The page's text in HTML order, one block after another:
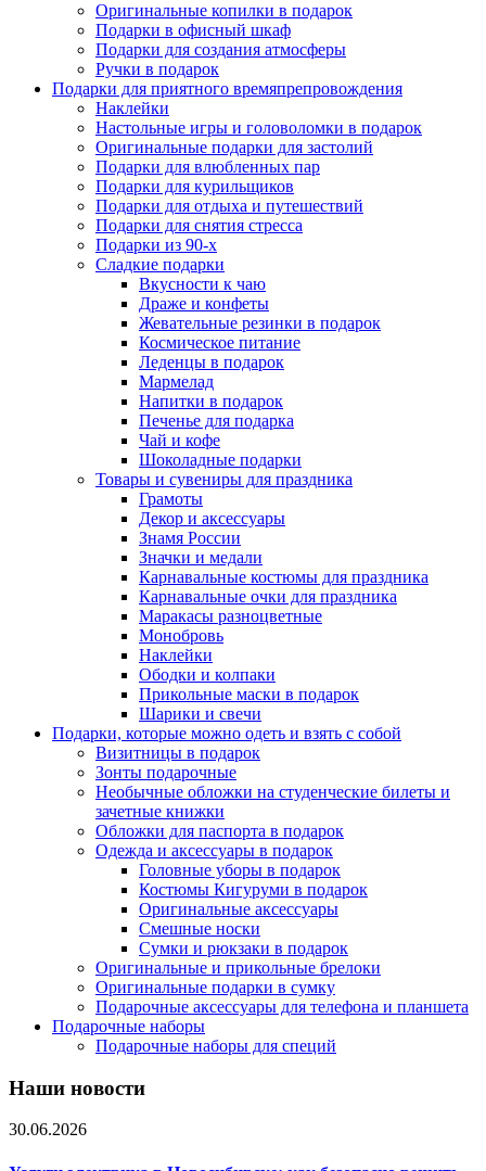
Оригинальные копилки в подарок
Подарки в офисный шкаф
Подарки для создания атмосферы
Ручки в подарок
Подарки для приятного времяпрепровождения
Наклейки
Настольные игры и головоломки в подарок
Оригинальные подарки для застолий
Подарки для влюбленных пар
Подарки для курильщиков
Подарки для отдыха и путешествий
Подарки для снятия стресса
Подарки из 90-х
Сладкие подарки
Вкусности к чаю
Драже и конфеты
Жевательные резинки в подарок
Космическое питание
Леденцы в подарок
Мармелад
Напитки в подарок
Печенье для подарка
Чай и кофе
Шоколадные подарки
Товары и сувениры для праздника
Грамоты
Декор и аксессуары
Знамя России
Значки и медали
Карнавальные костюмы для праздника
Карнавальные очки для праздника
Маракасы разноцветные
Монобровь
Наклейки
Ободки и колпаки
Прикольные маски в подарок
Шарики и свечи
Подарки, которые можно одеть и взять с собой
Визитницы в подарок
Зонты подарочные
Необычные обложки на студенческие билеты и
зачетные книжки
Обложки для паспорта в подарок
Одежда и аксессуары в подарок
Головные уборы в подарок
Костюмы Кигуруми в подарок
Оригинальные аксессуары
Смешные носки
Сумки и рюкзаки в подарок
Оригинальные и прикольные брелоки
Оригинальные подарки в сумку
Подарочные аксессуары для телефона и планшета
Подарочные наборы
Подарочные наборы для специй
Наши новости
30.06.2026